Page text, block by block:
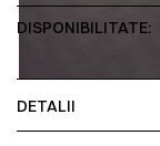
DISPONIBILITATE:
DETALII